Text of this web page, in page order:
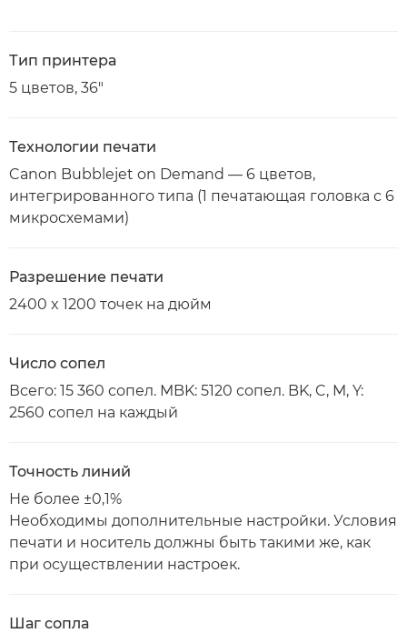
Тип принтера
5 цветов, 36"
Технологии печати
Canon Bubblejet on Demand — 6 цветов,
интегрированного типа (1 печатающая головка с 6
микросхемами)
Разрешение печати
2400 x 1200 точек на дюйм
Число сопел
Всего: 15 360 сопел. MBK: 5120 сопел. BK, C, M, Y:
2560 сопел на каждый
Точность линий
Не более ±0,1%
Необходимы дополнительные настройки. Условия
печати и носитель должны быть такими же, как
при осуществлении настроек.
Шаг сопла